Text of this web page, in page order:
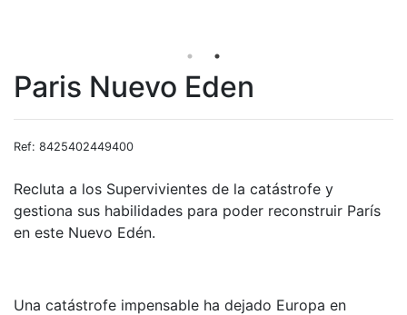
Paris Nuevo Eden
Ref: 8425402449400
Recluta a los Supervivientes de la catástrofe y
gestiona sus habilidades para poder reconstruir París
en este Nuevo Edén.
Una catástrofe impensable ha dejado Europa en